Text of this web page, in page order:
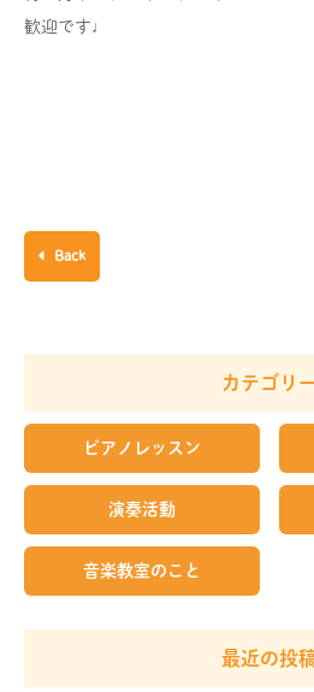
歓迎です♩
Back
カテゴリ
ピアノレッスン
演奏活動
音楽教室のこと
最近の投